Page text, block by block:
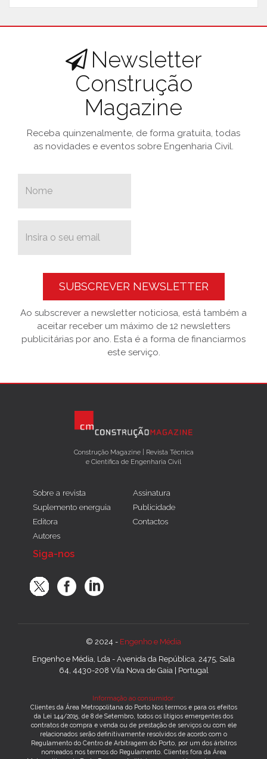
Newsletter
Construção
Magazine
Receba quinzenalmente, de forma gratuita, todas
as novidades e eventos sobre Engenharia Civil.
SUBSCREVER NEWSLETTER
Ao subscrever a newsletter noticiosa, está também a
aceitar receber um máximo de 12 newsletters
publicitárias por ano. Esta é a forma de financiarmos
este serviço.
Construção Magazine | Revista Técnica
e Científica de Engenharia Civil
Sobre a revista
Suplemento energuia
Editora
Autores
Assinatura
Publicidade
Contactos
Siga-nos
© 2024 - Engenho e Média
Engenho e Média, Lda - Avenida da República, 2475, Sala
64, 4430-208 Vila Nova de Gaia | Portugal
Informação ao consumidor:
Clientes da Área Metropolitana do Porto Nos termos e para os efeitos
da Lei 144/2015, de 8 de Setembro, todos os litígios emergentes dos
contratos de compra e venda ou de prestação de serviços ou com ele
relacionados serão definitivamente resolvidos de acordo com o
Regulamento do Centro de Arbitragem do Porto, por um dos árbitros
nomeados nos termos do Regulamento. Clientes fora da Área